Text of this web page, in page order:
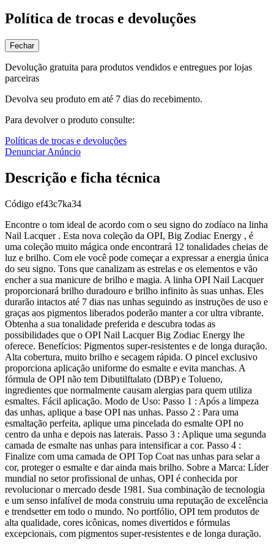
Política de trocas e devoluções
Fechar
Devolução gratuita para produtos vendidos e entregues por lojas
parceiras
Devolva seu produto em até 7 dias do recebimento.
Para devolver o produto consulte:
Políticas de trocas e devoluções
Denunciar Anúncio
Descrição e ficha técnica
Código ef43c7ka34
Encontre o tom ideal de acordo com o seu signo do zodíaco na linha
Nail Lacquer . Esta nova coleção da OPI, Big Zodiac Energy , é
uma coleção muito mágica onde encontrará 12 tonalidades cheias de
luz e brilho. Com ele você pode começar a expressar a energia única
do seu signo. Tons que canalizam as estrelas e os elementos e vão
encher a sua manicure de brilho e magia. A linha OPI Nail Lacquer
proporcionará brilho duradouro e brilho infinito às suas unhas. Eles
durarão intactos até 7 dias nas unhas seguindo as instruções de uso e
graças aos pigmentos liberados poderão manter a cor ultra vibrante.
Obtenha a sua tonalidade preferida e descubra todas as
possibilidades que o OPI Nail Lacquer Big Zodiac Energy lhe
oferece. Benefícios: Pigmentos super-resistentes e de longa duração.
Alta cobertura, muito brilho e secagem rápida. O pincel exclusivo
proporciona aplicação uniforme do esmalte e evita manchas. A
fórmula de OPI não tem Dibutilftalato (DBP) e Tolueno,
ingredientes que normalmente causam alergias para quem utiliza
esmaltes. Fácil aplicação. Modo de Uso: Passo 1 : Após a limpeza
das unhas, aplique a base OPI nas unhas. Passo 2 : Para uma
esmaltação perfeita, aplique uma pincelada do esmalte OPI no
centro da unha e depois nas laterais. Passo 3 : Aplique uma segunda
camada de esmalte nas unhas para intensificar a cor. Passo 4 :
Finalize com uma camada de OPI Top Coat nas unhas para selar a
cor, proteger o esmalte e dar ainda mais brilho. Sobre a Marca: Líder
mundial no setor profissional de unhas, OPI é conhecida por
revolucionar o mercado desde 1981. Sua combinação de tecnologia
e um senso infalível de moda construiu uma reputação de excelência
e trendsetter em todo o mundo. No portfólio, OPI tem produtos de
alta qualidade, cores icônicas, nomes divertidos e fórmulas
excepcionais, com pigmentos super-resistentes e de longa duração.